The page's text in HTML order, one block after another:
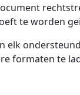
te worden
elk
formaten